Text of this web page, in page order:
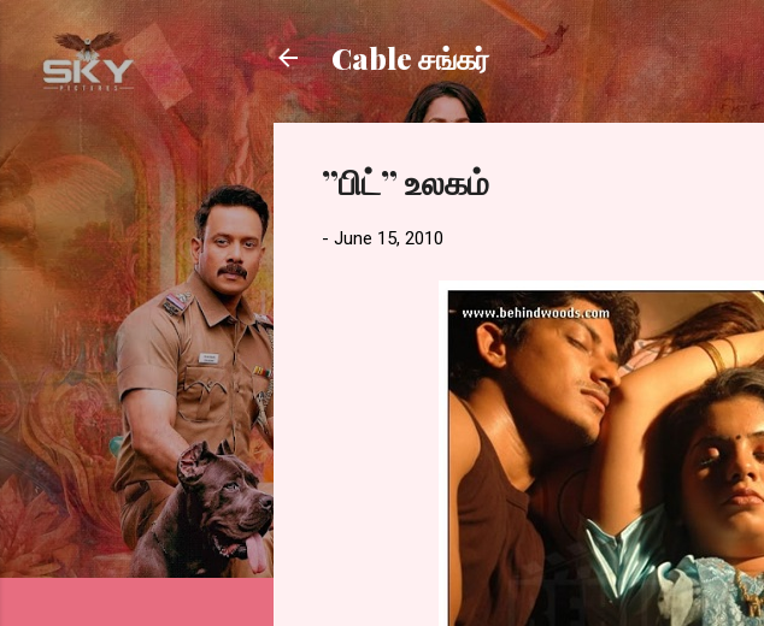
Cable சங்கர்
”பிட்” உலகம்
- June 15, 2010